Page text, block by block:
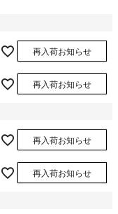
再入荷お知らせ
再入荷お知らせ
再入荷お知らせ
再入荷お知らせ